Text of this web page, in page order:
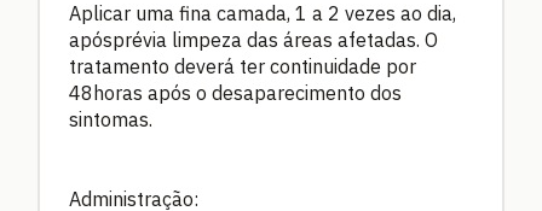
Aplicar uma fina camada, 1 a 2 vezes ao dia,
apósprévia limpeza das áreas afetadas. O
tratamento deverá ter continuidade por
48horas após o desaparecimento dos
sintomas.
Administração: